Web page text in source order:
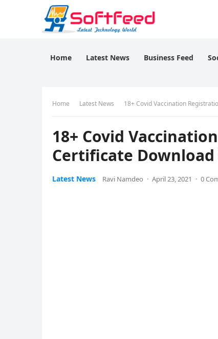
Home Latest News Business Feed
Home Latest News 18+ Covid Vaccination
18+ Covid
Certificate Download
Latest News Ravi Namdeo · April 23, 2021 · 0